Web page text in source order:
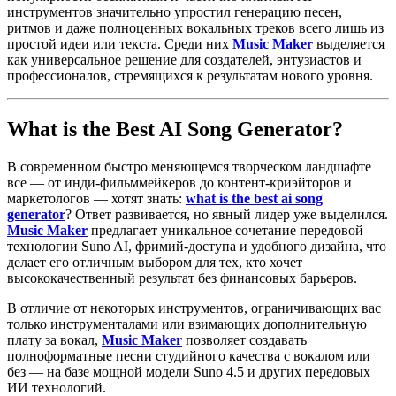
инструментов значительно упростил генерацию песен,
ритмов и даже полноценных вокальных треков всего лишь из
простой идеи или текста. Среди них Music Maker выделяется
как универсальное решение для создателей, энтузиастов и
профессионалов, стремящихся к результатам нового уровня.
What is the Best AI Song Generator?
В современном быстро меняющемся творческом ландшафте
все — от инди-фильммейкеров до контент-криэйторов и
маркетологов — хотят знать: what is the best ai song
generator? Ответ развивается, но явный лидер уже выделился.
Music Maker предлагает уникальное сочетание передовой
технологии Suno AI, фримий-доступа и удобного дизайна, что
делает его отличным выбором для тех, кто хочет
высококачественный результат без финансовых барьеров.
В отличие от некоторых инструментов, ограничивающих вас
только инструменталами или взимающих дополнительную
плату за вокал, Music Maker позволяет создавать
полноформатные песни студийного качества с вокалом или
без — на базе мощной модели Suno 4.5 и других передовых
ИИ технологий.